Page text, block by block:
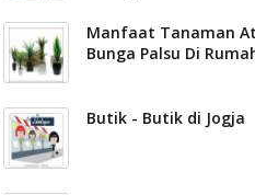
Manfaat Tanaman
Bunga Palsu Di
Butik - Butik di Jogja